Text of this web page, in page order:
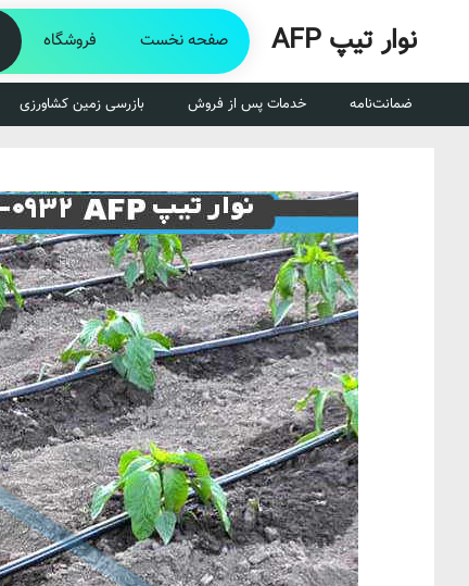
نوار تیپ AFP صفحه نخست فروشگاه
ضمانت‌نامه خدمات پس از فروش بازرسی زمین کشاورزی